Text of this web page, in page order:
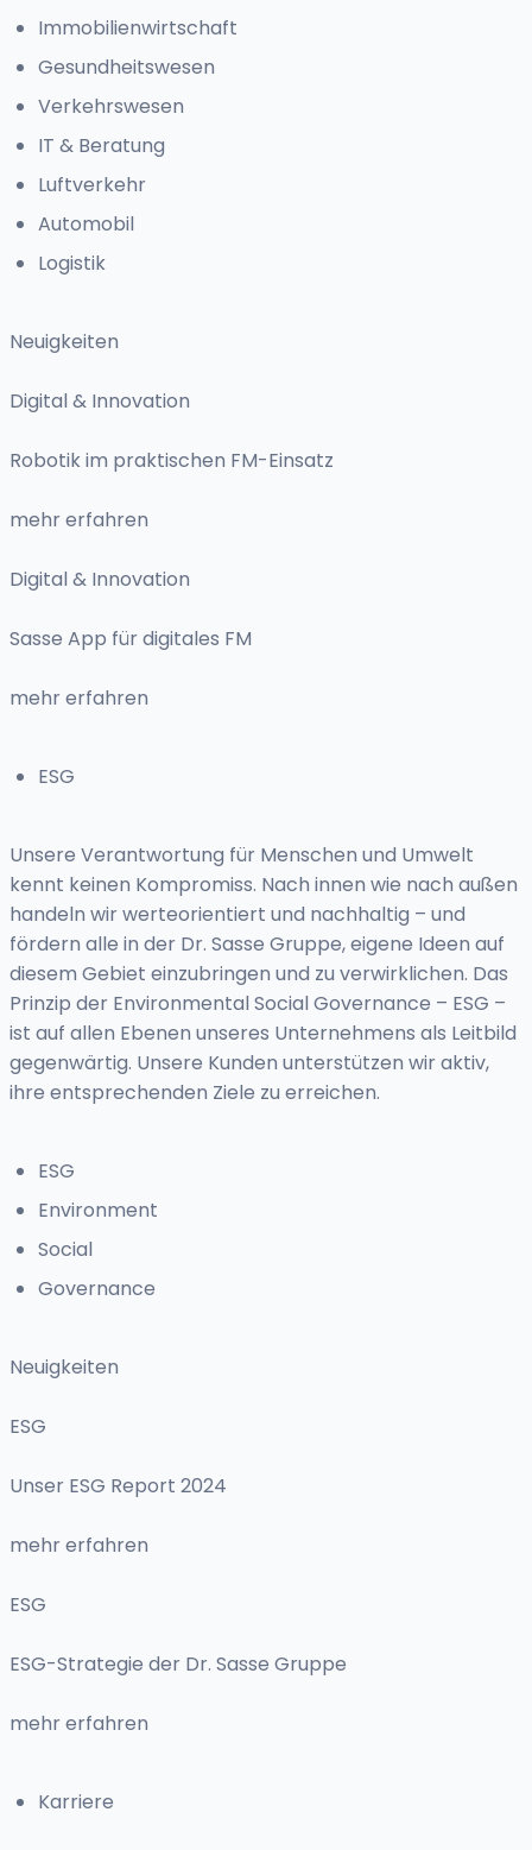
Immobilienwirtschaft
Gesundheitswesen
Verkehrswesen
IT & Beratung
Luftverkehr
Automobil
Logistik
Neuigkeiten
Digital & Innovation
Robotik im praktischen FM-Einsatz
mehr erfahren
Digital & Innovation
Sasse App für digitales FM
mehr erfahren
ESG
Unsere Verantwortung für Menschen und Umwelt
kennt keinen Kompromiss. Nach innen wie nach außen
handeln wir werteorientiert und nachhaltig – und
fördern alle in der Dr. Sasse Gruppe, eigene Ideen auf
diesem Gebiet einzubringen und zu verwirklichen. Das
Prinzip der Environmental Social Governance – ESG –
ist auf allen Ebenen unseres Unternehmens als Leitbild
gegenwärtig. Unsere Kunden unterstützen wir aktiv,
ihre entsprechenden Ziele zu erreichen.
ESG
Environment
Social
Governance
Neuigkeiten
ESG
Unser ESG Report 2024
mehr erfahren
ESG
ESG-Strategie der Dr. Sasse Gruppe
mehr erfahren
Karriere